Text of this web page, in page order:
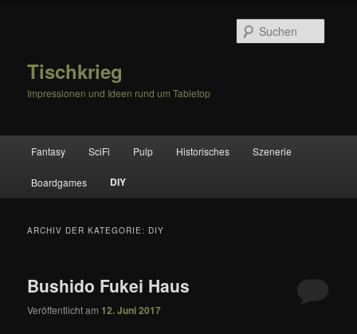
Tischkrieg
Impressionen und Ideen rund um Tabletop
Fantasy SciFi Pulp Historisches Szenerie
Boardgames DIY
ARCHIV DER KATEGORIE: DIY
Bushido Fukei Haus
Veröffentlicht am 12. Juni 2017